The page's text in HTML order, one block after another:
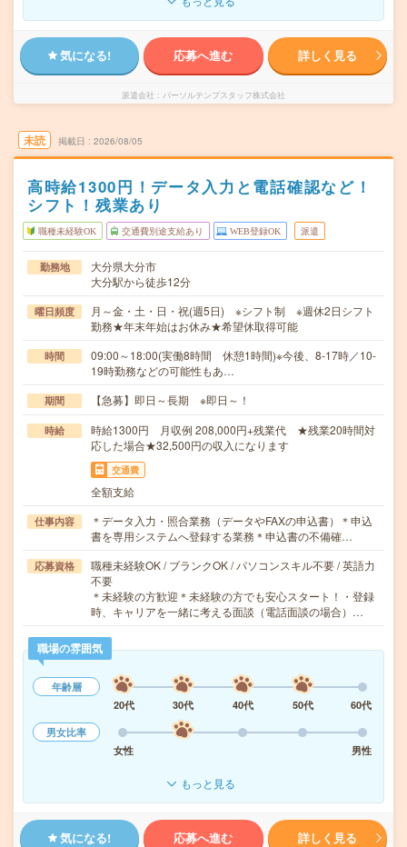
気になる! 応募へ進む 詳しく見る
派遣会社 パーソルテンプスタッフ株式会社
未読 掲載日 2026/08/05
高時給1300円！データ入力と電話確認など！
シフト！残業あり
職種未経験OK 交通費別途支給あり WEB登録OK 派遣
勤務地
大分県大分市
大分駅から徒歩12分
曜日頻度
月～金・土・日・祝(週5日) ※シフト制 ※週休2日シフト
勤務★年末年始はお休み★希望休取得可能
時間
09:00～18:00(実働8時間 休憩1時間)※今後、8-17時／10-
19時勤務などの可能性もあ…
期間 【急募】即日～長期 ※即日～！
時給
時給1300円 月収例 208,000円+残業代 ★残業20時間対
応した場合★32,500円の収入になります
交通費
全額支給
仕事内容
＊データ入力・照合業務（データやFAXの申込書）＊申込
書を専用システムへ登録する業務＊申込書の不備確…
応募資格
職種未経験OK / ブランクOK / パソコンスキル不要 / 英語力
不要
＊未経験の方歓迎＊未経験の方でも安心スタート！・登録
時、キャリアを一緒に考える面談（電話面談の場合）…
職場の雰囲気
年齢層
20代
30代 40代 50代
60代
男女比率
女性
男性
もっと見る
気になる! 応募へ進む 詳しく見る